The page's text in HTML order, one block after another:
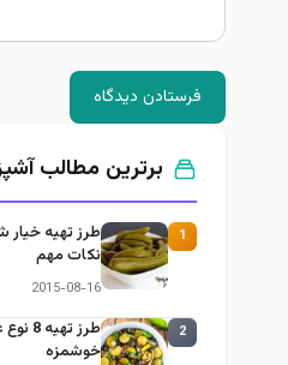
فرستادن دیدگاه
برترین مطالب
1
نكات مهم
2015-08-16
2
طرز
خوشمزه